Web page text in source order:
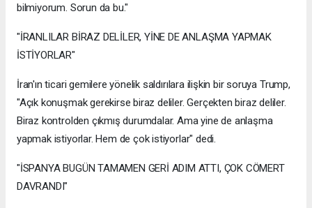
bilmiyorum. Sorun da bu."
"İRANLILAR BİRAZ DELİLER, YİNE DE ANLAŞMA YAPMAK
İSTİYORLAR"
İran'ın ticari gemilere yönelik saldırılara ilişkin bir soruya Trump,
"Açık konuşmak gerekirse biraz deliler. Gerçekten biraz deliler.
Biraz kontrolden çıkmış durumdalar. Ama yine de anlaşma
yapmak istiyorlar. Hem de çok istiyorlar" dedi.
"İSPANYA BUGÜN TAMAMEN GERİ ADIM ATTI, ÇOK CÖMERT
DAVRANDI"